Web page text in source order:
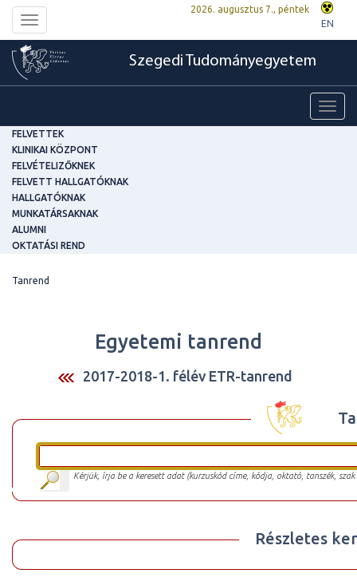
Toggle
navigation
2026. augusztus 7., péntek
EN
Szegedi Tudományegyetem
FELVETTEK
KLINIKAI KÖZPONT
FELVÉTELIZŐKNEK
FELVETT HALLGATÓKNAK
HALLGATÓKNAK
MUNKATÁRSAKNAK
ALUMNI
OKTATÁSI REND
Tanrend
Egyetemi tanrend
2017-2018-1. félév ETR-tanrend
Kérjük, írja be a keresett adat (kurzuskód címe, kódja, oktató, tanszék,
Részletes